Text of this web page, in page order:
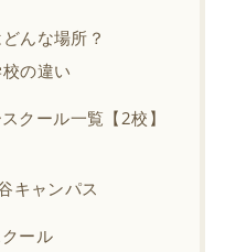
んな場所？
の違い
クール一覧【2校】
キャンパス
ール